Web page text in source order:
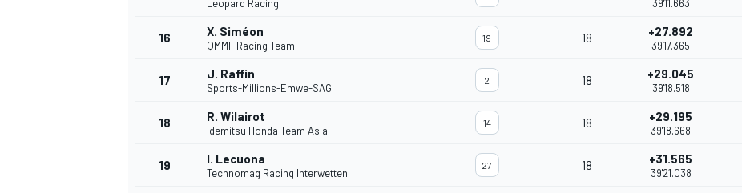
Leopard Racing 39'11.663
16 X. Siméon
QMMF Racing Team
19 18 +27.892
39'17.365
17 J. Raffin
Sports-Millions-Emwe-SAG
2 18 +29.045
39'18.518
18 R. Wilairot
Idemitsu Honda Team Asia
14 18 +29.195
39'18.668
19 I. Lecuona
Technomag Racing Interwetten
27 18 +31.565
39'21.038